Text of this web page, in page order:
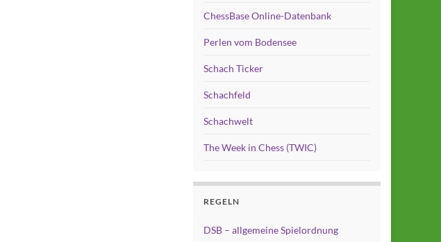
ChessBase Online-Datenbank
Perlen vom Bodensee
Schach Ticker
Schachfeld
Schachwelt
The Week in Chess (TWIC)
REGELN
DSB – allgemeine Spielordnung